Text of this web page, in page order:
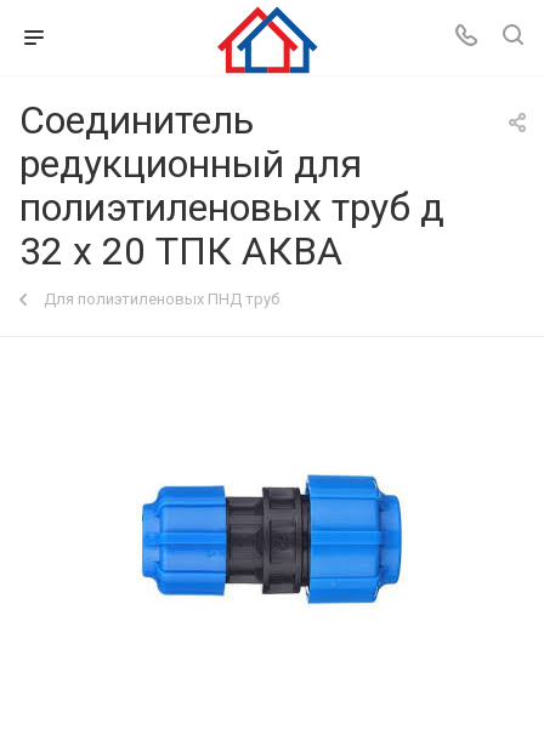
Соединитель
редукционный для
полиэтиленовых труб д
32 х 20 ТПК АКВА
Для полиэтиленовых ПНД труб